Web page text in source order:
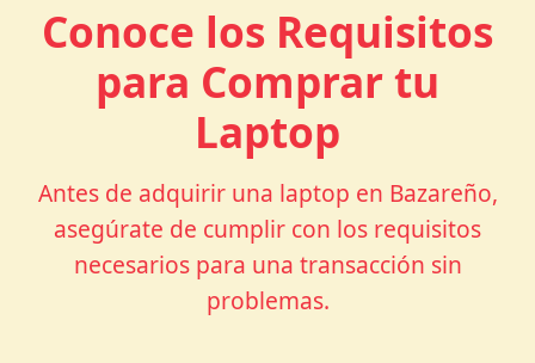
Conoce los Requisitos
para Comprar tu
Laptop
Antes de adquirir una laptop en Bazareño,
asegúrate de cumplir con los requisitos
necesarios para una transacción sin
problemas.